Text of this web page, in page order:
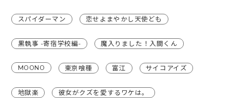
スパイダーマン 恋せよまやかし天使ども
黒執事 -寄宿学校編- 魔入りました！入間くん
MOONO 東京喰種 富江 サイコアイズ
地獄楽 彼女がクズを愛するワケは。